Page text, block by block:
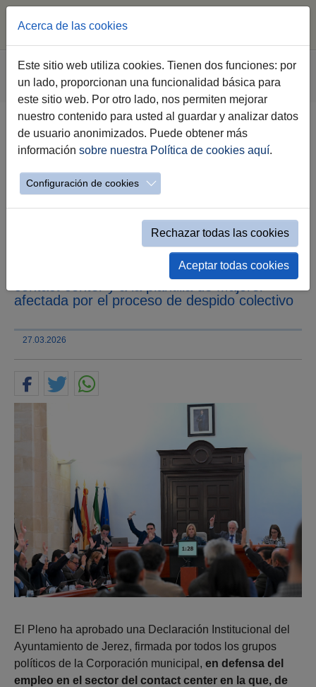
Saltar al contenido principal
Estás aquí:
Jerez.es Webs Municipales
Empleo
Evento simple Noticias destacadas
El Ayuntamiento reafirma su
compromiso con la defensa del
empleo, la estabilidad laboral y el
El Pleno aprueba una Declaración
Institucional conjunta de apoyo al sector del
contact center y a la plantilla de Majorel
afectada por el proceso de despido colectivo
27.03.2026
El Pleno ha aprobado una Declaración Institucional del
Ayuntamiento de Jerez, firmada por todos los grupos
políticos de la Corporación municipal, en defensa del
empleo en el sector del contact center en la que, de
Acerca de las cookies
Este sitio web utiliza cookies. Tienen dos funciones: por
un lado, proporcionan una funcionalidad básica para
este sitio web. Por otro lado, nos permiten mejorar
nuestro contenido para usted al guardar y analizar datos
de usuario anonimizados. Puede obtener más
información sobre nuestra Política de cookies aquí.
Configuración de cookies
Rechazar todas las cookies
Aceptar todas cookies